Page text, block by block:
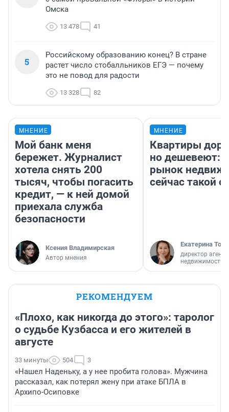
Омска
13 478 41
5
Российскому образованию конец? В стране
растет число стобалльников ЕГЭ — почему
это не повод для радости
13 328 82
МНЕНИЕ
Мой банк меня
бережет. Журналист
хотела снять 200
тысяч, чтобы погасить
кредит, — к ней домой
приехала служба
безопасности
Ксения Владимирская
Автор мнения
МНЕНИЕ
Квартиры
но дешевеют:
рынок
сейчас такой
Екатерина
директор
недвижимости
РЕКОМЕНДУЕМ
«Плохо, как никогда до этого»: таролог
о судьбе Кузбасса и его жителей в
августе
33 минуты 504 3
«Нашел Наденьку, а у нее пробита голова». Мужчина
рассказал, как потерял жену при атаке БПЛА в
Архипо-Осиповке